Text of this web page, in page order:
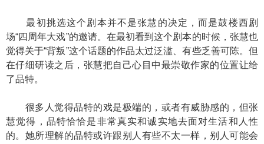
最初挑选这个剧本并不是张慧的决定，而是鼓楼西剧
场“四周年大戏”的邀请。在最初看到这个剧本的时候，张慧也
觉得关于“背叛”这个话题的作品太过泛滥、有些乏善可陈。但
在仔细研读之后，张慧把自己心目中最崇敬作家的位置让给
了品特。
很多人觉得品特的戏是极端的，或者有威胁感的，但张
慧觉得，品特恰恰是非常真实和诚实地去面对生活和人性
的。她所理解的品特或许跟别人有些不太一样，别人可能会